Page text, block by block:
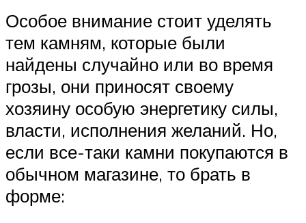
Особое внимание стоит уделять
тем камням, которые были
найдены случайно или во время
грозы, они приносят своему
хозяину особую энергетику силы,
власти, исполнения желаний. Но,
если все-таки камни покупаются в
обычном магазине, то брать в
форме: